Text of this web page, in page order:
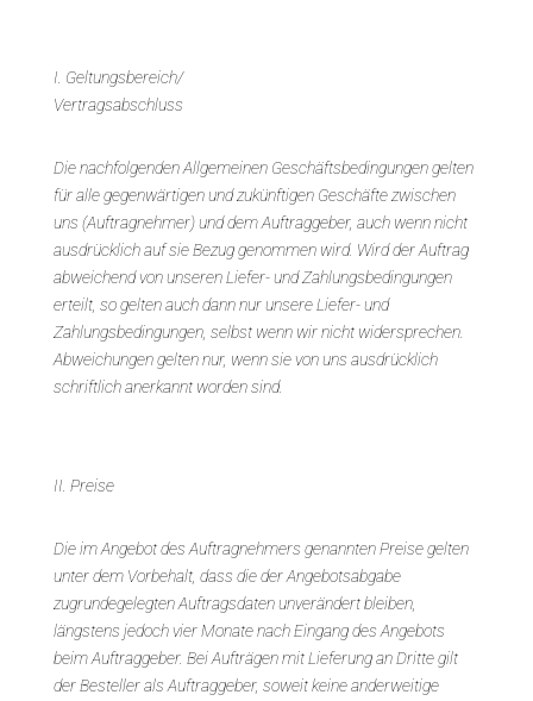
I. Geltungsbereich/
Vertragsabschluss
Die nachfolgenden Allgemeinen Geschäftsbedingungen gelten
für alle gegenwärtigen und zukünftigen Geschäfte zwischen
uns (Auftragnehmer) und dem Auftraggeber, auch wenn nicht
ausdrücklich auf sie Bezug genommen wird. Wird der Auftrag
abweichend von unseren Liefer- und Zahlungsbedingungen
erteilt, so gelten auch dann nur unsere Liefer- und
Zahlungsbedingungen, selbst wenn wir nicht widersprechen.
Abweichungen gelten nur, wenn sie von uns ausdrücklich
schriftlich anerkannt worden sind.
II. Preise
Die im Angebot des Auftragnehmers genannten Preise gelten
unter dem Vorbehalt, dass die der Angebotsabgabe
zugrundegelegten Auftragsdaten unverändert bleiben,
längstens jedoch vier Monate nach Eingang des Angebots
beim Auftraggeber. Bei Aufträgen mit Lieferung an Dritte gilt
der Besteller als Auftraggeber, soweit keine anderweitige